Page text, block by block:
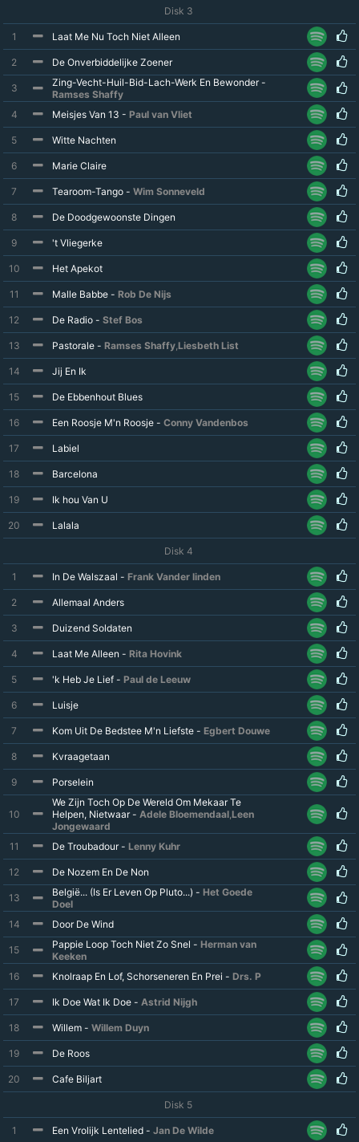
Disk 3
1 Laat Me Nu Toch Niet Alleen
2 De Onverbiddelijke Zoener
3
Zing-Vecht-Huil-Bid-Lach-Werk En Bewonder -
Ramses Shaffy
4
Meisjes Van 13 - Paul van Vliet
5 Witte Nachten
6 Marie Claire
7 Tearoom-Tango - Wim Sonneveld
8 De Doodgewoonste Dingen
9 't Vliegerke
10 Het Apekot
11 Malle Babbe - Rob De Nijs
12 De Radio - Stef Bos
13 Pastorale - Ramses Shaffy,Liesbeth List
14 Jij En Ik
15 De Ebbenhout Blues
16 Een Roosje M'n Roosje - Conny Vandenbos
17 Labiel
18 Barcelona
19 Ik hou Van U
20 Lalala
Disk 4
1 In De Walszaal - Frank Vander linden
2 Allemaal Anders
3 Duizend Soldaten
4 Laat Me Alleen - Rita Hovink
5 'k Heb Je Lief - Paul de Leeuw
6 Luisje
7 Kom Uit De Bedstee M'n Liefste - Egbert Douwe
8 Kvraagetaan
9 Porselein
10
We Zijn Toch Op De Wereld Om Mekaar Te
Helpen, Nietwaar - Adele Bloemendaal,Leen
Jongewaard
11
De Troubadour - Lenny Kuhr
12 De Nozem En De Non
13 België... (Is Er Leven Op Pluto...) - Het Goede
Doel
14
Door De Wind
15 Pappie Loop Toch Niet Zo Snel - Herman van
Keeken
16
Knolraap En Lof, Schorseneren En Prei - Drs. P
17 Ik Doe Wat Ik Doe - Astrid Nijgh
18 Willem - Willem Duyn
19 De Roos
20 Cafe Biljart
Disk 5
1 Een Vrolijk Lentelied - Jan De Wilde